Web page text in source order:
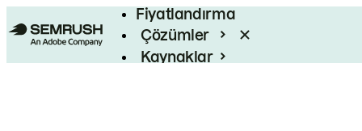
Fiyatlandırma
Çözümler
Kaynaklar